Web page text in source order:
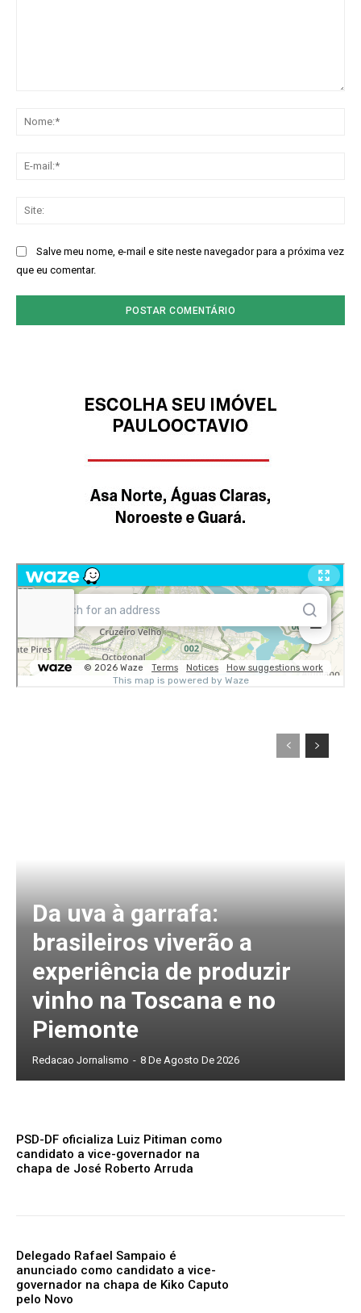
Salve meu nome, e-mail e site neste navegador para a próxima vez
que eu comentar.
Da uva à garrafa:
brasileiros viverão a
experiência de produzir
vinho na Toscana e no
Piemonte
Redacao Jornalismo - 8 De Agosto De 2026
PSD-DF oficializa Luiz Pitiman como
candidato a vice-governador na
chapa de José Roberto Arruda
Delegado Rafael Sampaio é
anunciado como candidato a vice-
governador na chapa de Kiko Caputo
pelo Novo